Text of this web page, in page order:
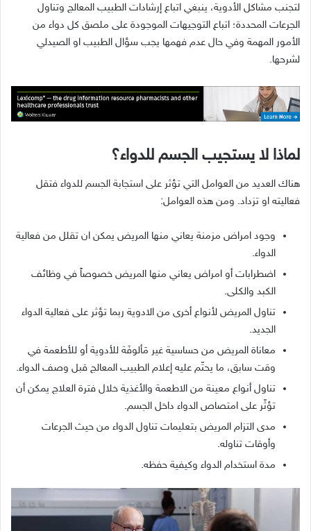
لتجنب مشاكل الأدوية، ينبغي اتباع إرشادات الطبيب المعالج وتناول
الجرعات المحددة؛ اتباع التوجيهات الموجودة على ملصق كل دواء من
الأمور المهمة وفي حال عدم فهمها يجب سؤال الطبيب او الصيدلي
لشرحها.
لماذا لا يستجيب الجسم للدواء؟
هناك العديد من العوامل التي تؤثر على استجابة الجسم للدواء فتقل
فعاليته او تزداد. ومن هذه العوامل:
وجود امراض مزمنة يعاني منها المريض يمكن ان تقلل من فعالية
الدواء.
اضطرابات أو امراض يعاني منها المريض خصوصاً في وظائف
الكبد والكلى.
تناول المريض لأنواع أخرى من الادوية ربما تؤثر على فعالية الدواء
الجديد.
معاناة المريض من حساسية غير مَألوفَة للأدوية أو للأطعمة في
وقت سابق، ما يحتّم عليه إعلام الطبيب المعالج قبل وصف الدواء.
تناول أنواع معينة من الاطعمة والأغذية خلال فترة العلاج يمكن أن
تؤثّر على امتصاص الدواء داخل الجسم.
مدى التزام المريض بتعليمات تناول الدواء من حيث الجرعات
وأوقات تناوله.
مدة استخدام الدواء وكيفية حفظه.